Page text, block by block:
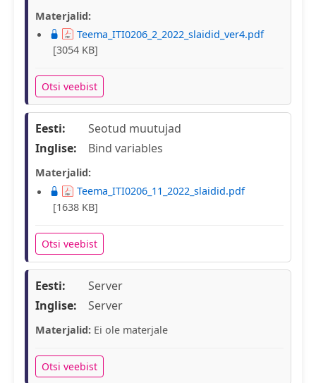
Materjalid:
Teema_ITI0206_2_2022_slaidid_ver4.pdf
[3054 KB]
Otsi veebist
Eesti:
Seotud muutujad
Inglise:
Bind variables
Materjalid:
Teema_ITI0206_11_2022_slaidid.pdf
[1638 KB]
Otsi veebist
Eesti:
Server
Inglise:
Server
Materjalid: Ei ole materjale
Otsi veebist